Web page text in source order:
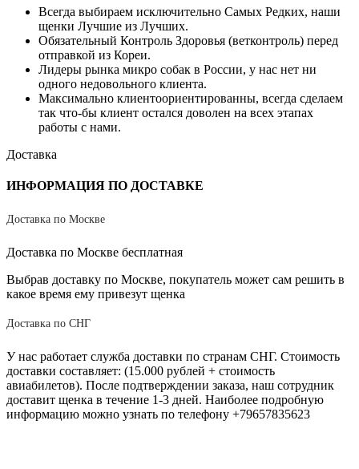
Всегда выбираем исключительно Самых Редких, наши
щенки Лучшие из Лучших.
Обязательный Контроль Здоровья (ветконтроль) перед
отправкой из Кореи.
Лидеры рынка микро собак в России, у нас нет ни
одного недовольного клиента.
Максимально клиентоориентированны, всегда сделаем
так что-бы клиент остался доволен на всех этапах
работы с нами.
Доставка
ИНФОРМАЦИЯ ПО ДОСТАВКЕ
Доставка по Москве
Доставка по Москве бесплатная
Выбрав доставку по Москве, покупатель может сам решить в
какое время ему привезут щенка
Доставка по СНГ
У нас работает служба доставки по странам СНГ. Стоимость
доставки составляет: (15.000 рублей + стоимость
авиабилетов). После подтверждении заказа, наш сотрудник
доставит щенка в течение 1-3 дней. Наиболее подробную
информацию можно узнать по телефону +79657835623